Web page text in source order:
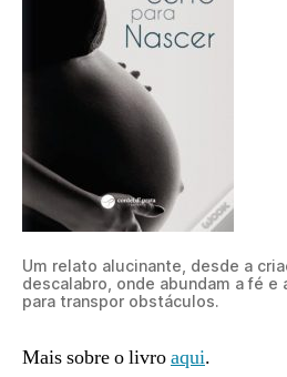
Um relato alucinante, desde a
descalabro, onde abundam a fé e
para transpor obstáculos.
Mais sobre o livroaqui.